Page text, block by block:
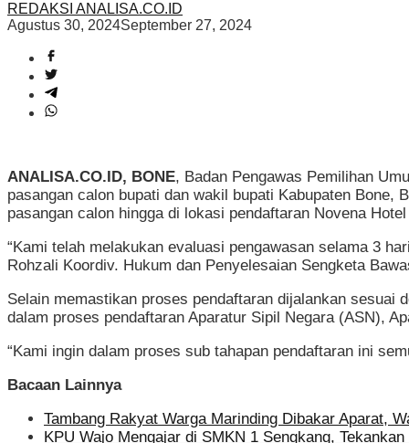
REDAKSI ANALISA.CO.ID
Agustus 30, 2024September 27, 2024
ANALISA.CO.ID, BONE, Badan Pengawas Pemilihan
pasangan calon bupati dan wakil bupati Kabupaten
pasangan calon hingga di lokasi pendaftaran Novena
“Kami telah melakukan evaluasi pengawasan selama 3
Rohzali Koordiv. Hukum dan Penyelesaian Sengketa
Selain memastikan proses pendaftaran dijalankan sesuai
dalam proses pendaftaran Aparatur Sipil Negara (ASN),
“Kami ingin dalam proses sub tahapan pendaftaran ini
Bacaan Lainnya
Tambang Rakyat Warga Marinding Dibakar Aparat,
KPU Wajo Mengajar di SMKN 1 Sengkang,